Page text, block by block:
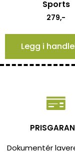
Sports
279,-
Legg i
Dokumentér